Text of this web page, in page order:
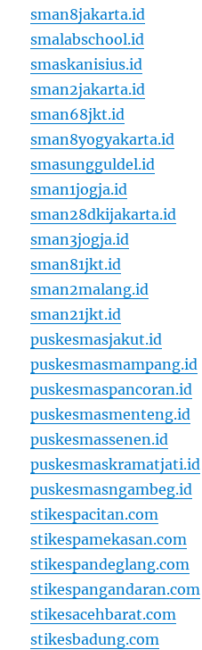
sman8jakarta.id
smalabschool.id
smaskanisius.id
sman2jakarta.id
sman68jkt.id
sman8yogyakarta.id
smasungguldel.id
sman1jogja.id
sman28dkijakarta.id
sman3jogja.id
sman81jkt.id
sman2malang.id
sman21jkt.id
puskesmasjakut.id
puskesmasmampang.id
puskesmaspancoran.id
puskesmasmenteng.id
puskesmassenen.id
puskesmaskramatjati.id
puskesmasngambeg.id
stikespacitan.com
stikespamekasan.com
stikespandeglang.com
stikespangandaran.com
stikesacehbarat.com
stikesbadung.com